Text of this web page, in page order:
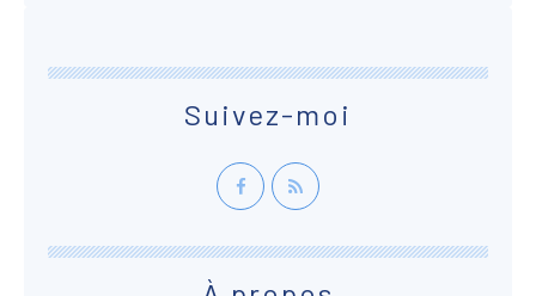
Suivez-moi